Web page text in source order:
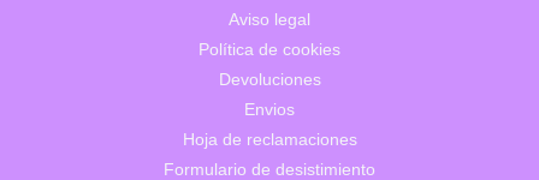
Aviso legal
Política de cookies
Devoluciones
Envios
Hoja de reclamaciones
Formulario de desistimiento